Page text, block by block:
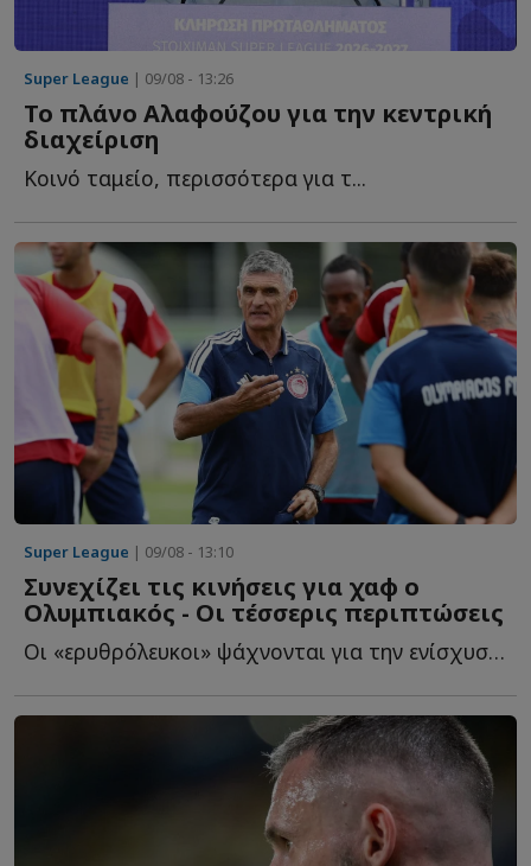
Super League | 09/08 - 13:26
Το πλάνο Αλαφούζου για την κεντρική
διαχείριση
Κοινό ταμείο, περισσότερα για τ...
Super League | 09/08 - 13:10
Συνεχίζει τις κινήσεις για χαφ ο
Ολυμπιακός - Οι τέσσερις περιπτώσεις
Οι «ερυθρόλευκοι» ψάχνονται για την ενίσχυση στον ά...